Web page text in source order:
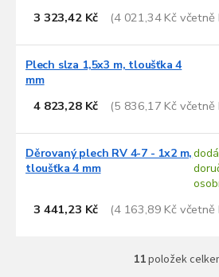
3 323,42 Kč (4 021,34 Kč včetně
Plech slza 1,5x3 m, tloušťka 4
mm
4 823,28 Kč (5 836,17 Kč včetně
Děrovaný plech RV 4-7 - 1x2 m,
tloušťka 4 mm
3 441,23 Kč (4 163,89 Kč včetně
O
11položek